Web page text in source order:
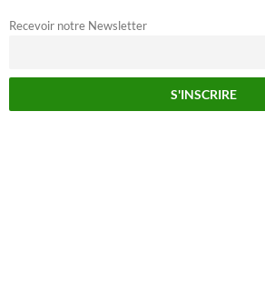
Recevoir notre Newsletter